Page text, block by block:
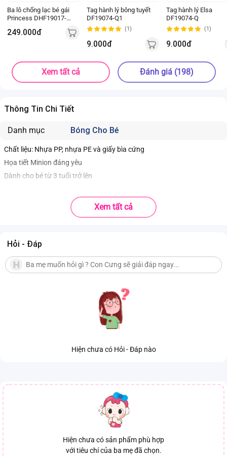
Ba lô chống lạc bé gái
Princess DHF19017-D2
249.000đ
Tag hành lý bông tuyết
DF19074-Q1
(1)
9.000đ
Tag hành lý Elsa
DF19074-Q
(1)
9.000đ
Xem tất cả Đánh giá (198)
Thông Tin Chi Tiết
Danh mục Bóng Cho Bé
Chất liệu: Nhựa PP, nhựa PE và giấy bìa cứng
Họa tiết Minion đáng yêu
Dành cho bé từ 3 tuổi trở lên
Xem tất cả
Hỏi - Đáp
Hiện chưa có Hỏi - Đáp nào
Hiện chưa có sản phẩm phù hợp
với tiêu chí của ba mẹ đã chọn.